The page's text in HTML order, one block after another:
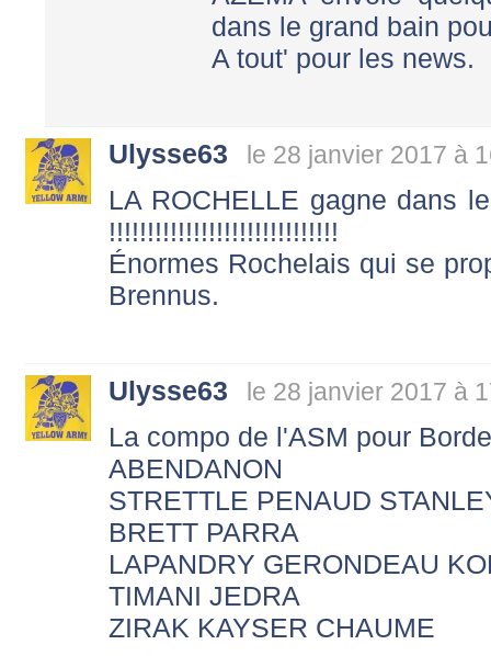
dans le grand bain
A tout' pour les news.
Ulysse63 le 28 janvier 2017 à
LA ROCHELLE gagne dans
!!!!!!!!!!!!!!!!!!!!!!!!!!!!!!
Énormes Rochelais qui se
Brennus.
Ulysse63 le 28 janvier 2017 à
La compo de l'ASM pour
ABENDANON
STRETTLE PENAUD
BRETT PARRA
LAPANDRY GERONDEAU
TIMANI JEDRA
ZIRAK KAYSER CHAUME